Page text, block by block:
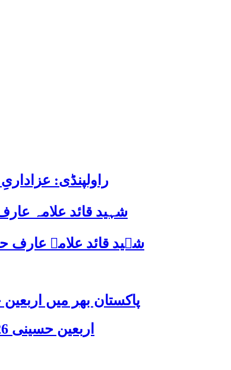
راولپنڈی:
شہید قائد علامہ
شہید قائد علامہ عارف حسین الحسینیؒ کی 38ویں برسی پر قائد
پاکستان بھر میں اربعین حسینی 2026 عقیدت، اتحاد اور جوش و جذبے کے ساتھ منایا گیا،
اربعین حسینی 2026: عزاداری فکر حسینی کی ترویج کا ذریعہ ہے، قائد ملت جعفریہ آیت اللہ سید ساجد علی نقوی